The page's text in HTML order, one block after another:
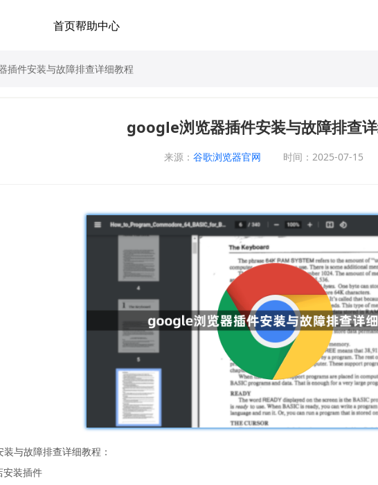
首页帮助中心
插件安装与故障排查详细教程
google浏览器插件安装与故障排查
来源： 谷歌浏览器官网 时间：2025-07-15
与故障排查详细教程：
安装插件